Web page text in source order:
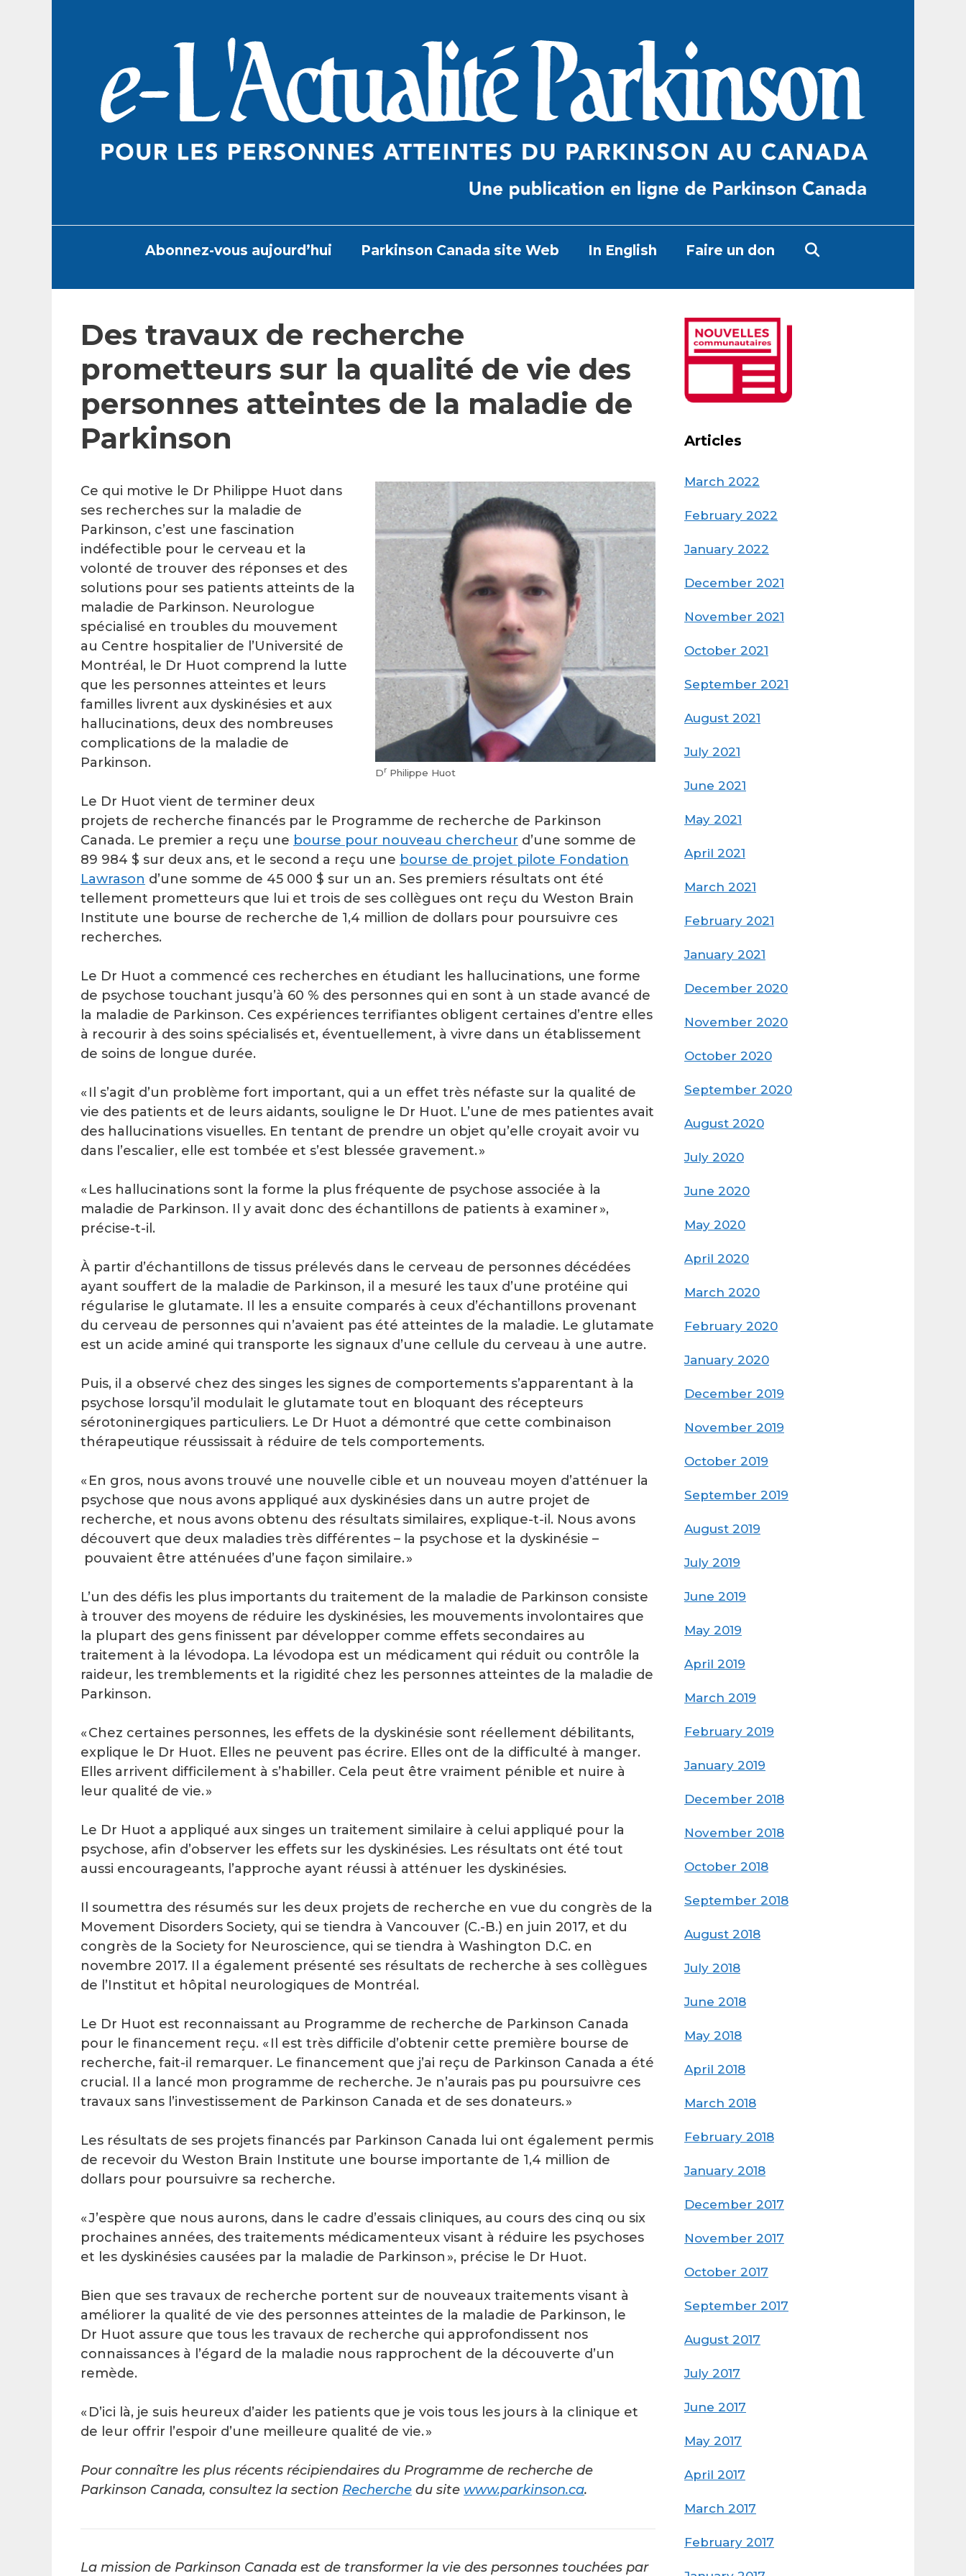
Abonnez-vous aujourd’hui Parkinson Canada site Web In English Faire un don
Des travaux de recherche
prometteurs sur la qualité de vie des
personnes atteintes de la maladie de
Parkinson
Dr Philippe Huot
Ce qui motive le Dr Philippe Huot dans
ses recherches sur la maladie de
Parkinson, c’est une fascination
indéfectible pour le cerveau et la
volonté de trouver des réponses et des
solutions pour ses patients atteints de la
maladie de Parkinson. Neurologue
spécialisé en troubles du mouvement
au Centre hospitalier de l’Université de
Montréal, le Dr Huot comprend la lutte
que les personnes atteintes et leurs
familles livrent aux dyskinésies et aux
hallucinations, deux des nombreuses
complications de la maladie de
Parkinson.
Le Dr Huot vient de terminer deux
projets de recherche financés par le Programme de recherche de Parkinson
Canada. Le premier a reçu une bourse pour nouveau chercheur d’une somme de
89 984 $ sur deux ans, et le second a reçu une bourse de projet pilote Fondation
Lawrason d’une somme de 45 000 $ sur un an. Ses premiers résultats ont été
tellement prometteurs que lui et trois de ses collègues ont reçu du Weston Brain
Institute une bourse de recherche de 1,4 million de dollars pour poursuivre ces
recherches.
Le Dr Huot a commencé ces recherches en étudiant les hallucinations, une forme
de psychose touchant jusqu’à 60 % des personnes qui en sont à un stade avancé de
la maladie de Parkinson. Ces expériences terrifiantes obligent certaines d’entre elles
à recourir à des soins spécialisés et, éventuellement, à vivre dans un établissement
de soins de longue durée.
« Il s’agit d’un problème fort important, qui a un effet très néfaste sur la qualité de
vie des patients et de leurs aidants, souligne le Dr Huot. L’une de mes patientes avait
des hallucinations visuelles. En tentant de prendre un objet qu’elle croyait avoir vu
dans l’escalier, elle est tombée et s’est blessée gravement. »
« Les hallucinations sont la forme la plus fréquente de psychose associée à la
maladie de Parkinson. Il y avait donc des échantillons de patients à examiner »,
précise-t-il.
À partir d’échantillons de tissus prélevés dans le cerveau de personnes décédées
ayant souffert de la maladie de Parkinson, il a mesuré les taux d’une protéine qui
régularise le glutamate. Il les a ensuite comparés à ceux d’échantillons provenant
du cerveau de personnes qui n’avaient pas été atteintes de la maladie. Le glutamate
est un acide aminé qui transporte les signaux d’une cellule du cerveau à une autre.
Puis, il a observé chez des singes les signes de comportements s’apparentant à la
psychose lorsqu’il modulait le glutamate tout en bloquant des récepteurs
sérotoninergiques particuliers. Le Dr Huot a démontré que cette combinaison
thérapeutique réussissait à réduire de tels comportements.
« En gros, nous avons trouvé une nouvelle cible et un nouveau moyen d’atténuer la
psychose que nous avons appliqué aux dyskinésies dans un autre projet de
recherche, et nous avons obtenu des résultats similaires, explique-t-il. Nous avons
découvert que deux maladies très différentes – la psychose et la dyskinésie –
pouvaient être atténuées d’une façon similaire. »
L’un des défis les plus importants du traitement de la maladie de Parkinson consiste
à trouver des moyens de réduire les dyskinésies, les mouvements involontaires que
la plupart des gens finissent par développer comme effets secondaires au
traitement à la lévodopa. La lévodopa est un médicament qui réduit ou contrôle la
raideur, les tremblements et la rigidité chez les personnes atteintes de la maladie de
Parkinson.
« Chez certaines personnes, les effets de la dyskinésie sont réellement débilitants,
explique le Dr Huot. Elles ne peuvent pas écrire. Elles ont de la difficulté à manger.
Elles arrivent difficilement à s’habiller. Cela peut être vraiment pénible et nuire à
leur qualité de vie. »
Le Dr Huot a appliqué aux singes un traitement similaire à celui appliqué pour la
psychose, afin d’observer les effets sur les dyskinésies. Les résultats ont été tout
aussi encourageants, l’approche ayant réussi à atténuer les dyskinésies.
Il soumettra des résumés sur les deux projets de recherche en vue du congrès de la
Movement Disorders Society, qui se tiendra à Vancouver (C.-B.) en juin 2017, et du
congrès de la Society for Neuroscience, qui se tiendra à Washington D.C. en
novembre 2017. Il a également présenté ses résultats de recherche à ses collègues
de l’Institut et hôpital neurologiques de Montréal.
Le Dr Huot est reconnaissant au Programme de recherche de Parkinson Canada
pour le financement reçu. « Il est très difficile d’obtenir cette première bourse de
recherche, fait-il remarquer. Le financement que j’ai reçu de Parkinson Canada a été
crucial. Il a lancé mon programme de recherche. Je n’aurais pas pu poursuivre ces
travaux sans l’investissement de Parkinson Canada et de ses donateurs. »
Les résultats de ses projets financés par Parkinson Canada lui ont également permis
de recevoir du Weston Brain Institute une bourse importante de 1,4 million de
dollars pour poursuivre sa recherche.
« J’espère que nous aurons, dans le cadre d’essais cliniques, au cours des cinq ou six
prochaines années, des traitements médicamenteux visant à réduire les psychoses
et les dyskinésies causées par la maladie de Parkinson », précise le Dr Huot.
Bien que ses travaux de recherche portent sur de nouveaux traitements visant à
améliorer la qualité de vie des personnes atteintes de la maladie de Parkinson, le
Dr Huot assure que tous les travaux de recherche qui approfondissent nos
connaissances à l’égard de la maladie nous rapprochent de la découverte d’un
remède.
« D’ici là, je suis heureux d’aider les patients que je vois tous les jours à la clinique et
de leur offrir l’espoir d’une meilleure qualité de vie. »
Pour connaître les plus récents récipiendaires du Programme de recherche de
Parkinson Canada, consultez la section Recherche du site www.parkinson.ca.
La mission de Parkinson Canada est de transformer la vie des personnes touchées par
Articles
March 2022
February 2022
January 2022
December 2021
November 2021
October 2021
September 2021
August 2021
July 2021
June 2021
May 2021
April 2021
March 2021
February 2021
January 2021
December 2020
November 2020
October 2020
September 2020
August 2020
July 2020
June 2020
May 2020
April 2020
March 2020
February 2020
January 2020
December 2019
November 2019
October 2019
September 2019
August 2019
July 2019
June 2019
May 2019
April 2019
March 2019
February 2019
January 2019
December 2018
November 2018
October 2018
September 2018
August 2018
July 2018
June 2018
May 2018
April 2018
March 2018
February 2018
January 2018
December 2017
November 2017
October 2017
September 2017
August 2017
July 2017
June 2017
May 2017
April 2017
March 2017
February 2017